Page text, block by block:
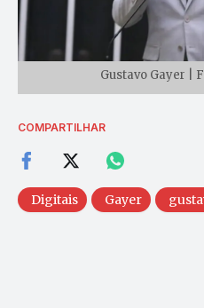
Gustavo Gayer |
COMPARTILHAR
Digitais Gayer